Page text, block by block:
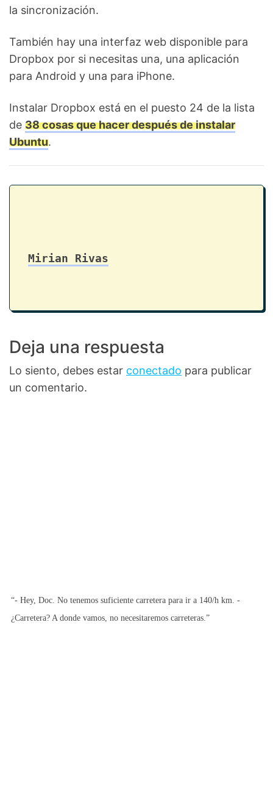
la sincronización.
También hay una interfaz web disponible para
Dropbox por si necesitas una, una aplicación
para Android y una para iPhone.
Instalar Dropbox está en el puesto 24 de la lista
de 38 cosas que hacer después de instalar
Ubuntu.
Mirian Rivas
Deja una respuesta
Lo siento, debes estar conectado para publicar
un comentario.
“- Hey, Doc. No tenemos suficiente carretera para ir a 140/h km. -
¿Carretera? A donde vamos, no necesitaremos carreteras.”